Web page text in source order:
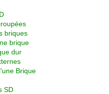
briques
brique
dur
Brique
SD